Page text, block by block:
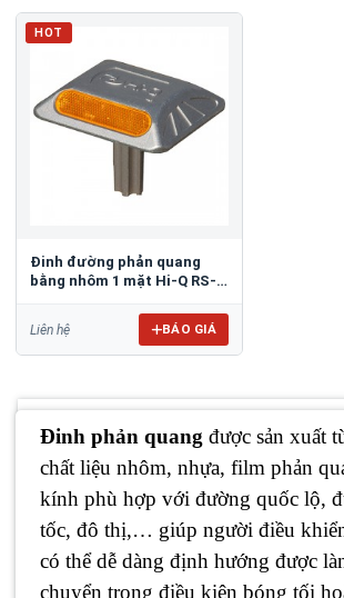
HOT
Đinh đường phản quang
bằng nhôm 1 mặt Hi-Q RS-
Liên hệ BÁO GIÁ
Đinh phản quang được sản xuất
chất liệu nhôm, nhựa, film phản
kính phù hợp với đường quốc lộ,
tốc, đô thị,… giúp người điều
có thể dễ dàng định hướng được
chuyển trong điều kiện bóng tối